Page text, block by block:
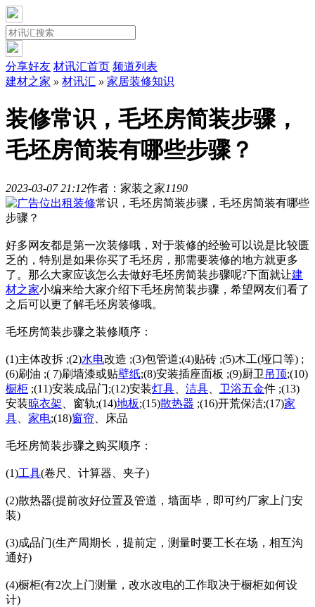
分享好友 材讯汇首页 频道列表
建材之家 » 材讯汇 » 家居装修知识
装修常识，毛坯房简装步骤，
毛坯房简装有哪些步骤？
2023-03-07 21:12作者：家装之家1190
装修常识，毛坯房简装步骤，毛坯房简装有哪些
步骤？
好多网友都是第一次装修哦，对于装修的经验可以说是比较匮
乏的，特别是如果你买了毛坯房，那需要装修的地方就更多
了。那么大家应该怎么去做好毛坯房简装步骤呢?下面就让建
材之家小编来给大家介绍下毛坯房简装步骤，希望网友们看了
之后可以更了解毛坯房装修哦。
毛坯房简装步骤之装修顺序：
(1)主体改拆 ;(2)水电改造 ;(3)包管道;(4)贴砖 ;(5)木工(垭口等) ;
(6)刷油 ;( 7)刷墙漆或贴壁纸;(8)安装插座面板 ;(9)厨卫 吊顶;(10)
橱柜 ;(11)安装成品门;(12)安装灯具 洁具 卫浴五金件 ;(13)
安装晾衣架 、窗轨;(14)地板;(15)散热器 ;(16)开荒保洁;(17)家
具
家电;(18)窗帘 、床品
毛坯房简装步骤之购买顺序：
(1)工具(卷尺、计算器、夹子)
(2)散热器(提前改好位置及管道，墙面毕，即可约厂家上门安
装)
(3)成品门(生产周期长，提前定，测量时要工长在场，相互沟
通好)
(4)橱柜(有2次上门测量，改水改电的工作取决于橱柜如何设
计)